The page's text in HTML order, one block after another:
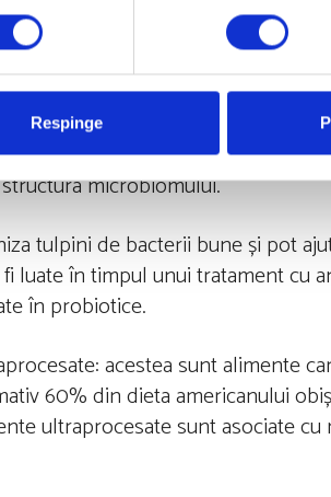
Respinge
prietenoase cu intestinul,
fermentate includ iaurt, miso,
pot fi necesare
bacteriile dăunătoare care
microbiomului.
tulpini de bacterii bune și pot
luate în timpul unui tratament cu
în probiotice.
acestea sunt alimente
60% din dieta americanului
ultraprocesate sunt asociate